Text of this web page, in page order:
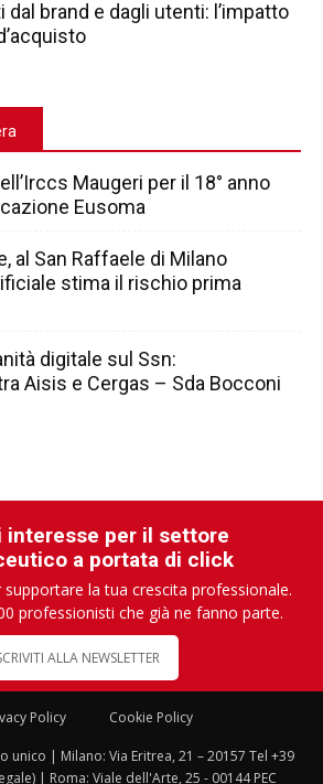
dal brand e dagli utenti: l’impatto
Maugeri per il 18° anno
Eusoma
al San Raffaele di Milano
stima il rischio prima
digitale sul Ssn:
Aisis e Cergas – Sda Bocconi
interesse per il settore
a portata di click
la tua crescita professionale.
professionisti che già ne fanno parte.
ALLA NEWSLETTER
Policy Cookie Policy
unico | Milano: Via Eritrea, 21 – 20157 Tel +39
| Roma: Viale dell'Arte, 25 - 00144 PEC